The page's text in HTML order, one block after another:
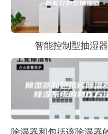
智能控制型抽湿器